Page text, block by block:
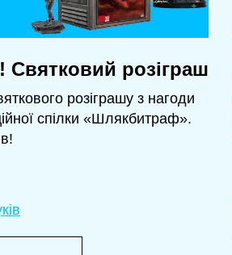
Святковий розіграш
розіграшу з нагоди
спілки «Шлякбитраф».